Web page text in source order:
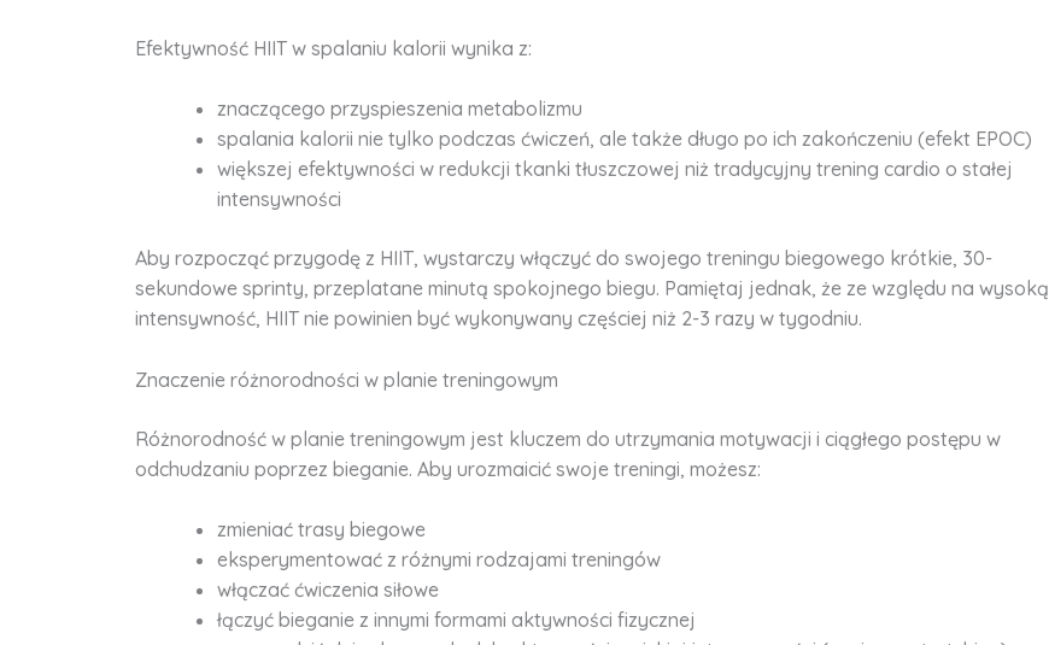
Efektywność HIIT w spalaniu kalorii wynika z:
znaczącego przyspieszenia metabolizmu
spalania kalorii nie tylko podczas ćwiczeń, ale także długo po ich zakończeniu (efekt EPOC)
większej efektywności w redukcji tkanki tłuszczowej niż tradycyjny trening cardio o stałej
intensywności
Aby rozpocząć przygodę z HIIT, wystarczy włączyć do swojego treningu biegowego krótkie, 30-
sekundowe sprinty, przeplatane minutą spokojnego biegu. Pamiętaj jednak, że ze względu na wysoką
intensywność, HIIT nie powinien być wykonywany częściej niż 2-3 razy w tygodniu.
Znaczenie różnorodności w planie treningowym
Różnorodność w planie treningowym jest kluczem do utrzymania motywacji i ciągłego postępu w
odchudzaniu poprzez bieganie. Aby urozmaicić swoje treningi, możesz:
zmieniać trasy biegowe
eksperymentować z różnymi rodzajami treningów
włączać ćwiczenia siłowe
łączyć bieganie z innymi formami aktywności fizycznej